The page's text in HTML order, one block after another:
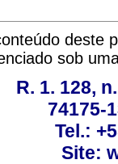
deste
sob
R. 1. 128,
74175-
Tel.:
Site: